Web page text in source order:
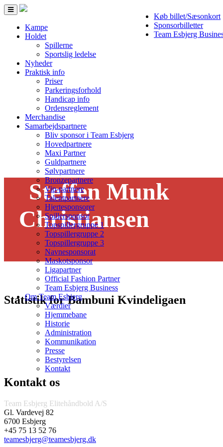
Køb billet/Sæsonkort
Sponsorbilletter
Team Esbjerg
Toggle
navigation
Kampe
Holdet
Spillerne
Sportslig ledelse
Nyheder
Praktisk info
Priser
Parkeringsforhold
Handicap info
Ordensreglement
Merchandise
Samarbejdspartnere
Bliv sponsor i Team Esbjerg
Hovedpartnere
Maxi Partner
Guldpartnere
Sølvpartnere
Bronzepartnere
Vip-partnere
Talentpartnere
Hjertesponsorer
Spillersponsor
Topspillergruppe 1
Topspillergruppe 2
Topspillergruppe 3
Navnesponsorat
Maskotsponsor
Ligapartner
Official Fashion Partner
Team Esbjerg Business
Om Team Esbjerg
Værdier
Hjemmebane
Historie
Administration
Kommunikation
Presse
Bestyrelsen
Kontakt
Steffen Munk
Christiansen
Statistik for Bambuni Kvindeligaen
Kontakt os
Team Esbjerg Elitehåndbold A/S
Gl. Vardevej 82
6700 Esbjerg
+45 75 13 52 76
teamesbjerg@teamesbjerg.dk